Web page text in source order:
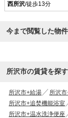
西所沢/徒歩13分
今まで閲覧した物件
所沢市の賃貸を探す
所沢市+給湯 所沢
所沢市+追焚機能浴室
所沢市+温水洗浄便座